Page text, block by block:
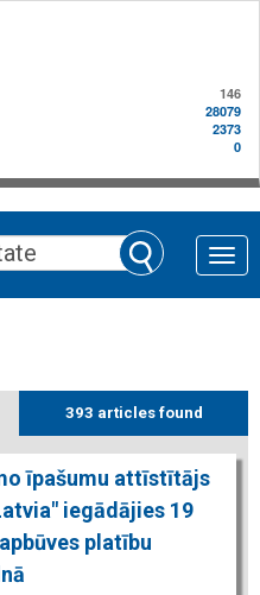
146
28079
2373
0
Toggle
393 articles found
īpašumu attīstītājs
iegādājies 19
platību